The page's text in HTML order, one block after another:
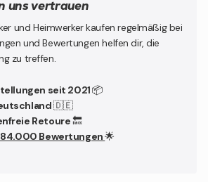
uns vertrauen
und Heimwerker kaufen regelmäßig bei
und Bewertungen helfen dir, die
zu treffen.
seit 2021📦
🇩🇪
Retoure🔙
Bewertungen🌟